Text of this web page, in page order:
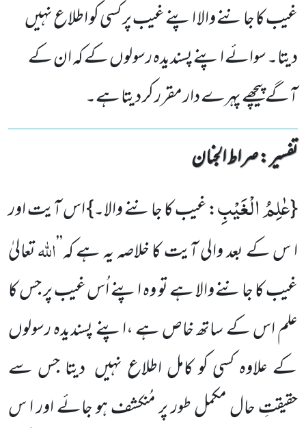
غیب کا جاننے والا اپنے غیب پر کسی کو اطلاع نہیں
دیتا۔ سوائے اپنے پسندیدہ رسولوں کے کہ ان کے
آگے پیچھے پہرے دار مقرر کر دیتا ہے۔
تفسیر : ‎صراط الجنان
{عٰلِمُ الْغَیْبِ: غیب کا جاننے والا۔} اس آیت اور
ا س کے بعد والی آیت کا خلاصہ یہ ہے کہ’’اللّٰہتعالیٰ
غیب کا جاننے والا ہے تو وہ اپنے اُس غیب پر جس کا
علم اس کے ساتھ خاص ہے ،اپنے پسندیدہ رسولوں
کے علاوہ کسی کو کامل اطلاع نہیں دیتا جس سے
حقیقتِ حال مکمل طور پر مُنکشف ہو جائے اور ا س